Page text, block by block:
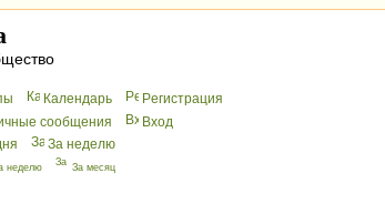
Календарь
Peгиcтрaция
сообщения
Вхoд
За неделю
неделю За месяц